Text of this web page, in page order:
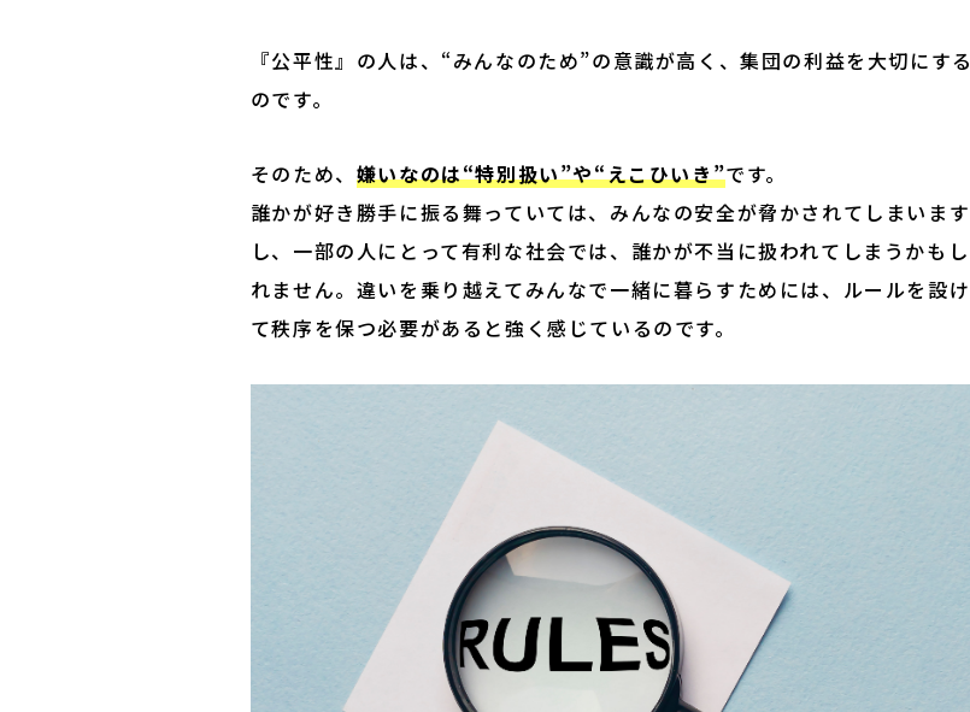
『公平性』の人は、“みんなのため”の意識が高く、集団の利益を大切にする
のです。
そのため、 嫌いなのは“特別扱い”や“えこひいき”です。
誰かが好き勝手に振る舞っていては、みんなの安全が脅かされてしまいます
し、一部の人にとって有利な社会では、誰かが不当に扱われてしまうかもし
れません。違いを乗り越えてみんなで一緒に暮らすためには、ルールを設け
て秩序を保つ必要があると強く感じているのです。